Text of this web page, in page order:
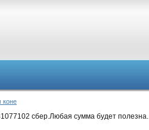
коне
сбер.Любая сумма будет полезна.